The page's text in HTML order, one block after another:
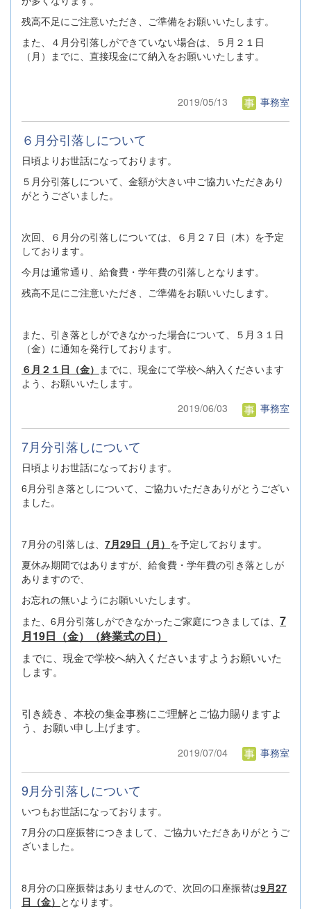
残高不足にご注意いただき、ご準備をお願いいたします。
また、４月分引落しができていない場合は、５月２１日
（月）までに、直接現金にて納入をお願いいたします。
2019/05/13 事務室
６月分引落しについて
日頃よりお世話になっております。
５月分引落しについて、金額が大きい中ご協力いただきあり
がとうございました。
次回、６月分の引落しについては、６月２７日（木）を予定
しております。
今月は通常通り、給食費・学年費の引落しとなります。
残高不足にご注意いただき、ご準備をお願いいたします。
また、引き落としができなかった場合について、５月３１日
（金）に通知を発行しております。
６月２１日（金） までに、現金にて学校へ納入くださいます
よう、お願いいたします。
2019/06/03
事務室
7月分引落しについて
日頃よりお世話になっております。
6月分引き落としについて、ご協力いただきありがとうござい
ました。
7月分の引落しは、 7月29日（月） を予定しております。
夏休み期間ではありますが、給食費・学年費の引き落としが
ありますので、
お忘れの無いようにお願いいたします。
また、6月分引落しができなかったご家庭につきましては、 7
月19日（金）（終業式の日）
までに、現金で学校へ納入くださいますようお願いいた
します。
引き続き、本校の集金事務にご理解とご協力賜りますよ
う、お願い申し上げます。
2019/07/04 事務室
9月分引落しについて
いつもお世話になっております。
7月分の口座振替につきまして、ご協力いただきありがとうご
ざいました。
8月分の口座振替はありませんので、次回の口座振替は9月27
日（金） となります。